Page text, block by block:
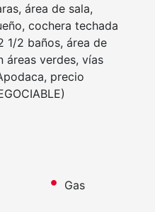
área de sala,
cochera techada
1/2 baños, área de
áreas verdes, vías
precio
Gas